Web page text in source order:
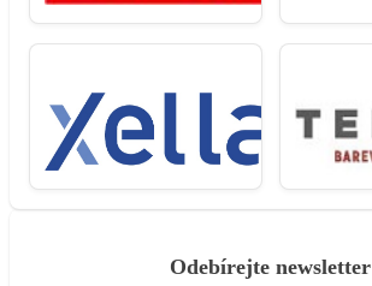
Odebírejte newsletter